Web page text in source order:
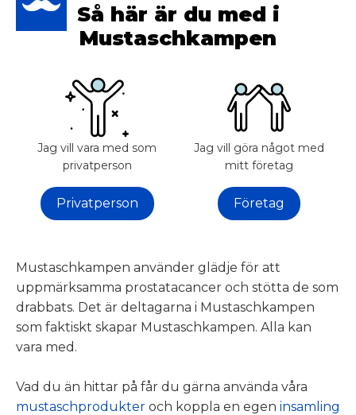
ALLA
STÖDJER
Så här är du med i
Mustaschkampen
Jag vill vara med som
privatperson
Privatperson
Jag vill göra något med
mitt företag
Företag
Mustaschkampen använder glädje för att
uppmärksamma prostatacancer och stötta de som
drabbats. Det är deltagarna i Mustaschkampen
som faktiskt skapar Mustaschkampen. Alla kan
vara med.
Vad du än hittar på får du gärna använda våra
mustaschprodukter och koppla en egen insamling